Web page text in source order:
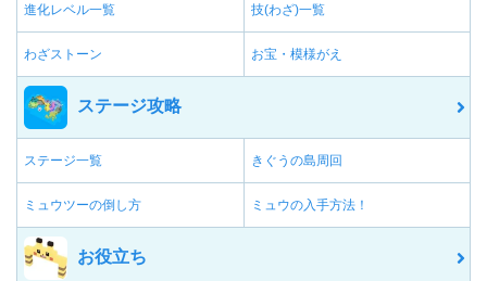
進化レベル一覧 技(わざ)一覧
わざストーン お宝・模様がえ
ステージ攻略
ステージ一覧 きぐうの島周回
ミュウツーの倒し方 ミュウの入手方法！
お役立ち